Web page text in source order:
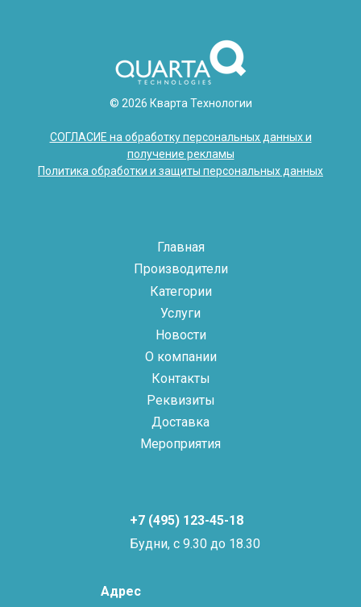
© 2026 Кварта Технологии
СОГЛАСИЕ на обработку персональных данных и
получение рекламы
Политика обработки и защиты персональных данных
Главная
Производители
Категории
Услуги
Новости
О компании
Контакты
Реквизиты
Доставка
Мероприятия
+7 (495) 123-45-18
Будни, с 9.30 до 18.30
Адрес